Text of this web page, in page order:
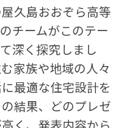
久島おおぞら高等
チームがこのテー
深く探究しまし
家族や地域の人々
最適な住宅設計を
結果、どのプレゼ